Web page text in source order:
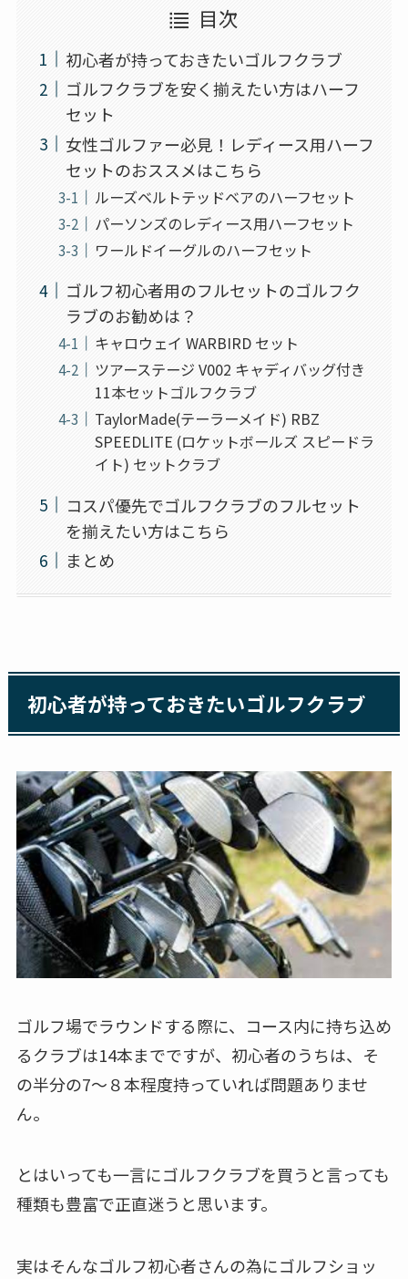
目次
初心者が持っておきたいゴルフクラブ
ゴルフクラブを安く揃えたい方はハーフ
セット
女性ゴルファー必見！レディース用ハーフ
セットのおススメはこちら
ルーズベルトテッドベアのハーフセット
パーソンズのレディース用ハーフセット
ワールドイーグルのハーフセット
ゴルフ初心者用のフルセットのゴルフク
ラブのお勧めは？
キャロウェイ WARBIRD セット
ツアーステージ V002 キャディバッグ付き
11本セットゴルフクラブ
TaylorMade(テーラーメイド) RBZ
SPEEDLITE (ロケットボールズ スピードラ
イト) セットクラブ
コスパ優先でゴルフクラブのフルセット
を揃えたい方はこちら
まとめ
初心者が持っておきたいゴルフクラブ
ゴルフ場でラウンドする際に、コース内に持ち込め
るクラブは14本までですが、初心者のうちは、そ
の半分の7～８本程度持っていれば問題ありませ
ん。
とはいっても一言にゴルフクラブを買うと言っても
種類も豊富で正直迷うと思います。
実はそんなゴルフ初心者さんの為にゴルフショッ